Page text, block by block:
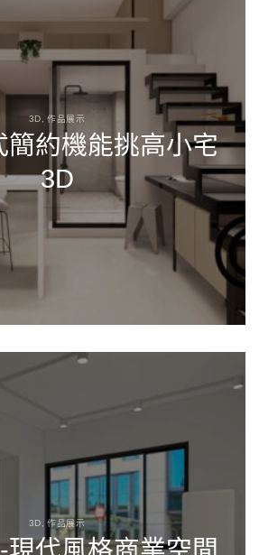
3D, 作品展示
簡約機能挑高小宅
3D
3D, 作品展示